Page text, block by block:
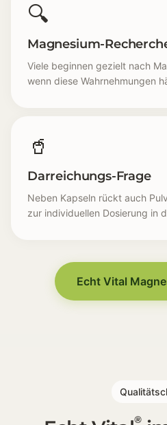
🔍
Magnesium-
Viele beginnen gezielt nach
wenn diese Wahrnehmungen
🥤
Darreichungs-Frage
Neben Kapseln rückt auch
zur individuellen Dosierung in
Muskuläre Unruhe [🦵]
Innere Anspannung [🧠]
Energiegefühl [🔋]
Echt Vital
®